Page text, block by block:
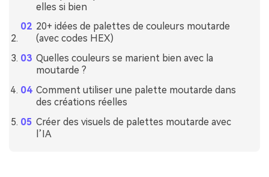
elles si bien
20+ idées de palettes de couleurs moutarde
(avec codes HEX)
Quelles couleurs se marient bien avec la
moutarde ?
Comment utiliser une palette moutarde dans
des créations réelles
Créer des visuels de palettes moutarde avec
l’IA